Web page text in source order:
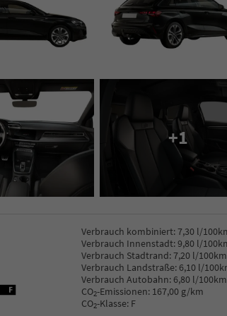
+1
Verbrauch kombiniert:7,30 l/
Verbrauch Innenstadt:9,80 l/
Verbrauch Stadtrand:7,20 l/100km
Verbrauch Landstraße:6,10 l/
Verbrauch Autobahn:6,80 l/100km
CO2-Emissionen: 167,00 g/km
CO2-Klasse: F